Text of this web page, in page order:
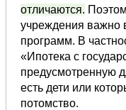
отличаются.
учреждения важно
программ. В
«Ипотека с
предусмотренную
есть дети или
потомство.